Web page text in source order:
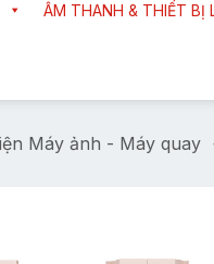
ÂM THANH & THIẾT BỊ
Máy ảnh - Máy quay